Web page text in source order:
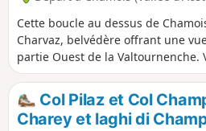
Cette boucle au dessus de
Charvaz, belvédère offrant une
partie Ouest de la Valtournenche.
chaine montagneuse au dessus
d'Aver à la Cima Bianca. Le retour
longeant le torrent éponyme.
Col Pilaz et Col
Charey et laghi di